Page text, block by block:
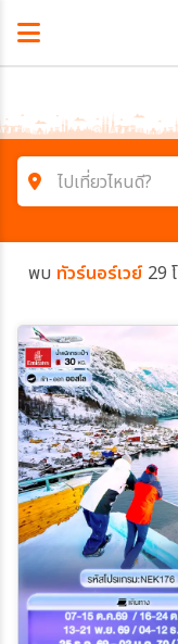
ไปเที่ยวไหนดี?
ค้
โซน
ประเทศ
เมือง
สายการบิน
พบ ทัวร์นอร์เวย์ 29